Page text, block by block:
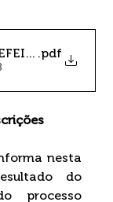
- Curso TBC
.pdf
nesta
do
processo